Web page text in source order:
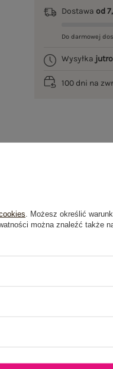
Dostawaod
Do darmowej
Wysyłka jutro
100 dni na
. Możesz określić
można znaleźć także